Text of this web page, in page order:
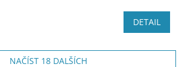
DETAIL
NAČÍST 18 DALŠÍCH